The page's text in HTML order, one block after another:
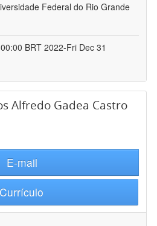
Federal do Rio Grande
BRT 2022-Fri Dec 31
Alfredo Gadea Castro
E-mail
Currículo